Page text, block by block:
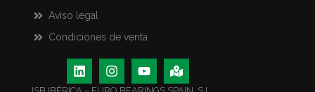
Aviso legal
Condiciones de venta